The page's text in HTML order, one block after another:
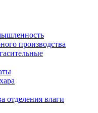
производства
отделения влаги